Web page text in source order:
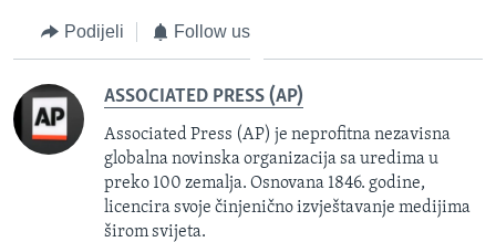
Podijeli Follow us
ASSOCIATED PRESS (AP)
Associated Press (AP) je neprofitna nezavisna
globalna novinska organizacija sa uredima u
preko 100 zemalja. Osnovana 1846. godine,
licencira svoje činjenično izvještavanje medijima
širom svijeta.